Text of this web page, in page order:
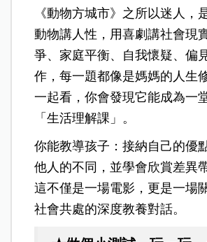
《動物方城市》之所以迷人，
動物講人性，用喜劇講社會現
爭、家庭平衡、自我懷疑、偏
作，每一題都像是媽媽的人生
一起看，你會發現它能成為一
「生活理解課」。
你能教導孩子：接納自己的優
他人的不同，並學會欣賞差異
這不僅是一場電影，更是一場
社會共處的深度教養對話。